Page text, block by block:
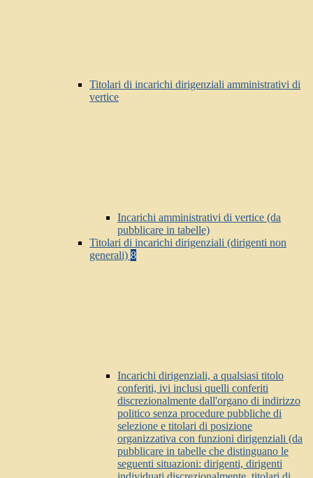
Titolari di incarichi dirigenziali amministrativi di
vertice
Incarichi amministrativi di vertice (da
pubblicare in tabelle)
Titolari di incarichi dirigenziali (dirigenti non
generali) 8
Incarichi dirigenziali, a qualsiasi titolo
conferiti, ivi inclusi quelli conferiti
discrezionalmente dall'organo di indirizzo
politico senza procedure pubbliche di
selezione e titolari di posizione
organizzativa con funzioni dirigenziali (da
pubblicare in tabelle che distinguano le
seguenti situazioni: dirigenti, dirigenti